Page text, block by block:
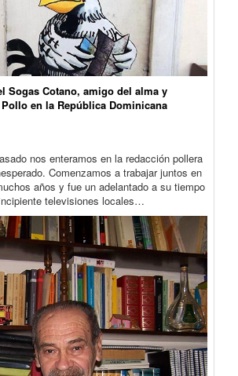
Sogas Cotano, amigo del alma y
en la República Dominicana
nos enteramos en la redacción pollera
Comenzamos a trabajar juntos en
años y fue un adelantado a su tiempo
televisiones locales…